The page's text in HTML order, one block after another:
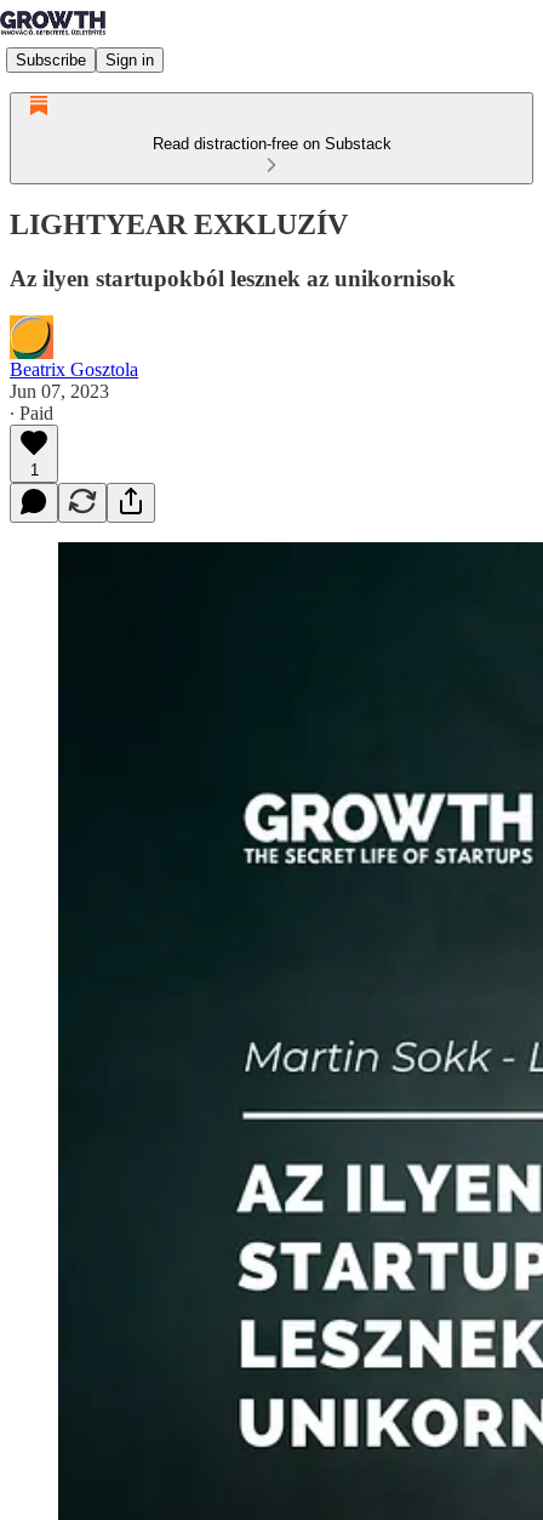
Subscribe Sign in
Read distraction-free on Substack
LIGHTYEAR EXKLUZÍV
Az ilyen startupokból lesznek az unikornisok
Beatrix Gosztola
Jun 07, 2023
∙ Paid
1